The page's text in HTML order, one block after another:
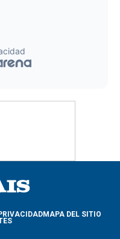
MAPA DEL SITIO